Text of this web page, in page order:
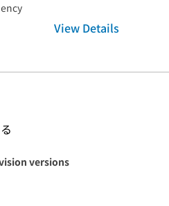
View Details
versions